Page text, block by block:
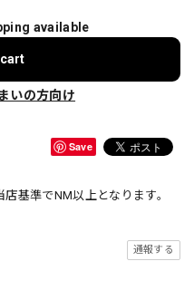
available
いの方向け
Save
基準でNM以上となります。
通報する